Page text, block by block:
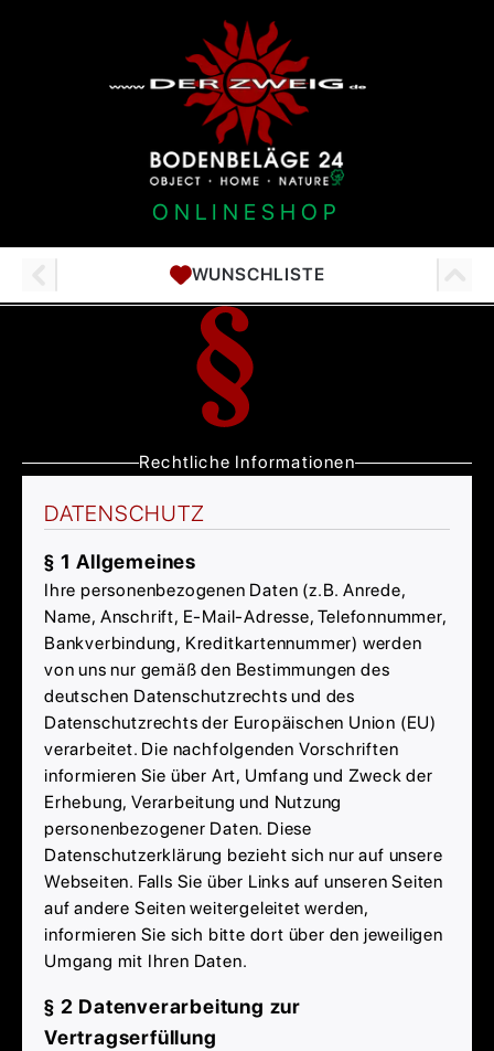
ONLINESHOP
WUNSCHLISTE
Rechtliche Informationen
DATENSCHUTZ
§ 1 Allgemeines
Ihre personenbezogenen Daten (z.B. Anrede,
Name, Anschrift, E-Mail-Adresse, Telefonnummer,
Bankverbindung, Kreditkartennummer) werden
von uns nur gemäß den Bestimmungen des
deutschen Datenschutzrechts und des
Datenschutzrechts der Europäischen Union (EU)
verarbeitet. Die nachfolgenden Vorschriften
informieren Sie über Art, Umfang und Zweck der
Erhebung, Verarbeitung und Nutzung
personenbezogener Daten. Diese
Datenschutzerklärung bezieht sich nur auf unsere
Webseiten. Falls Sie über Links auf unseren Seiten
auf andere Seiten weitergeleitet werden,
informieren Sie sich bitte dort über den jeweiligen
Umgang mit Ihren Daten.
§ 2 Datenverarbeitung zur
Vertragserfüllung